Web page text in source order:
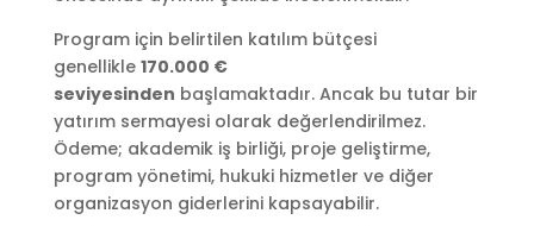
Program için belirtilen katılım bütçesi
genellikle 170.000 €
seviyesinden başlamaktadır. Ancak bu tutar bir
yatırım sermayesi olarak değerlendirilmez.
Ödeme; akademik iş birliği, proje geliştirme,
program yönetimi, hukuki hizmetler ve diğer
organizasyon giderlerini kapsayabilir.